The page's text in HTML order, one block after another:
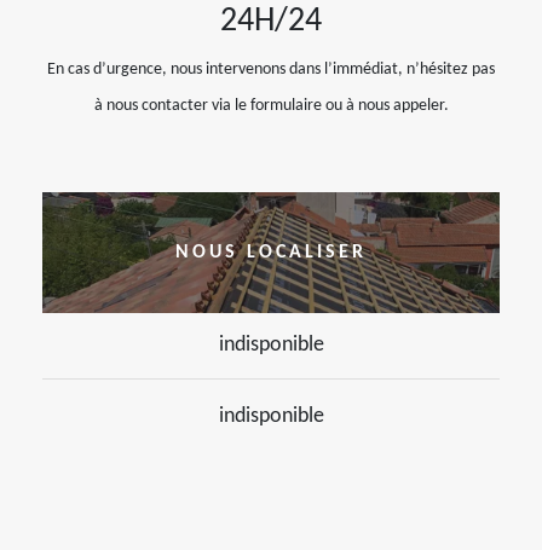
24H/24
En cas d’urgence, nous intervenons dans l’immédiat, n’hésitez pas
à nous contacter via le formulaire ou à nous appeler.
NOUS LOCALISER
indisponible
indisponible